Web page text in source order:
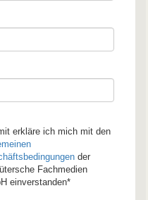
erkläre ich mich mit den
der
Fachmedien
einverstanden*